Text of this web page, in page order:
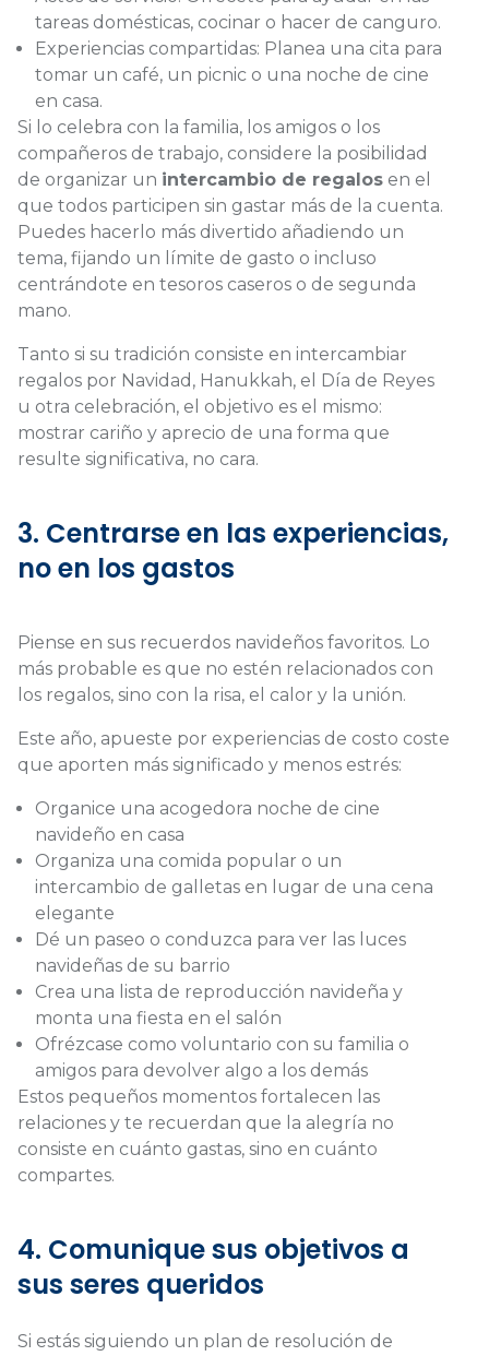
tareas domésticas, cocinar o hacer de canguro.
Experiencias compartidas: Planea una cita para
tomar un café, un picnic o una noche de cine
en casa.
Si lo celebra con la familia, los amigos o los
compañeros de trabajo, considere la posibilidad
de organizar un intercambio de regalos en el
que todos participen sin gastar más de la cuenta.
Puedes hacerlo más divertido añadiendo un
tema, fijando un límite de gasto o incluso
centrándote en tesoros caseros o de segunda
mano.
Tanto si su tradición consiste en intercambiar
regalos por Navidad, Hanukkah, el Día de Reyes
u otra celebración, el objetivo es el mismo:
mostrar cariño y aprecio de una forma que
resulte significativa, no cara.
3. Centrarse en las experiencias,
no en los gastos
Piense en sus recuerdos navideños favoritos. Lo
más probable es que no estén relacionados con
los regalos, sino con la risa, el calor y la unión.
Este año, apueste por experiencias de costo coste
que aporten más significado y menos estrés:
Organice una acogedora noche de cine
navideño en casa
Organiza una comida popular o un
intercambio de galletas en lugar de una cena
elegante
Dé un paseo o conduzca para ver las luces
navideñas de su barrio
Crea una lista de reproducción navideña y
monta una fiesta en el salón
Ofrézcase como voluntario con su familia o
amigos para devolver algo a los demás
Estos pequeños momentos fortalecen las
relaciones y te recuerdan que la alegría no
consiste en cuánto gastas, sino en cuánto
compartes.
4. Comunique sus objetivos a
sus seres queridos
Si estás siguiendo un plan de resolución de